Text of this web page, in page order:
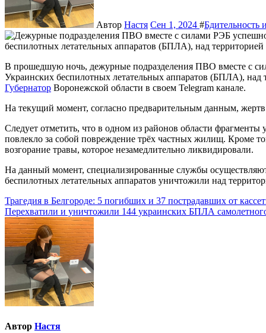
Автор Настя Сен 1, 2024 #Бдительность
В прошедшую ночь, дежурные подразделения ПВО вместе с силами РЭБ успешно обезвредили и нейтрализовали 28
Украинских беспилотных летательных аппаратов (БПЛА), над
Губернатор Воронежской области в своем Telegram канале.
На текущий момент, согласно предварительным данным,
Следует отметить, что в одном из районов области
повлекло за собой повреждение трёх частных жилищ. Кроме
возгорание травы, которое незамедлительно ликвидировали.
На данный момент, специализированные службы
беспилотных летательных аппаратов уничтожили над
Навигация
по
записям
Трагедия в Белгороде: 5 погибших и 37 пострадавших от
Перехватили и уничтожили 144 украинских БПЛА
Автор Настя